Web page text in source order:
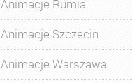
Animacje Rumia
Animacje Szczecin
Animacje Warszawa